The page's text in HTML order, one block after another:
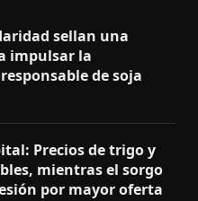
sellan una
impulsar la
de soja
Precios de trigo y
mientras el sorgo
por mayor oferta